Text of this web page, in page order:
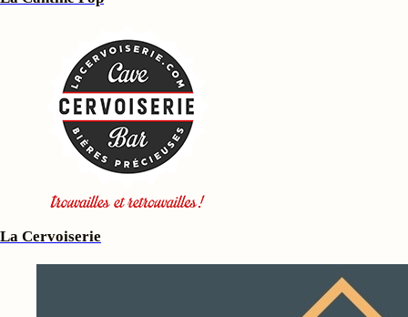
La Cervoiserie